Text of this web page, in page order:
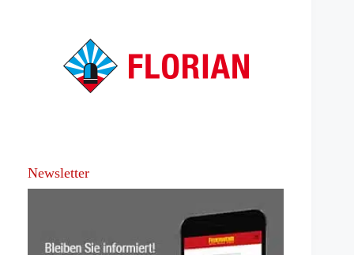
Newsletter